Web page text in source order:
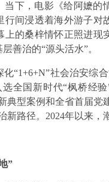
当下，电影《给阿嬷的
间浸透着海外游子对
上的桑梓情怀正照进
善治的“源头活水”。
“1+6+N”社会治安综
全国新时代“枫桥经
典型案例和全省首届
新路径。2024年以来，
”